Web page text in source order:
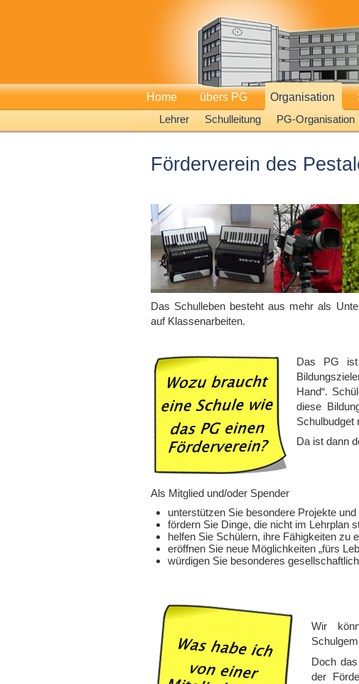
Home übers PG
Organisation
Lehrer
Schulleitung PG-Organisation
Förderverein des
Das Schulleben besteht aus mehr als
auf Klassenarbeiten.
Das PG ist
Hand“.
diese
Schulbudget
Da ist dann
Als Mitglied und/oder Spender
unterstützen Sie besondere Projekte
fördern Sie Dinge, die nicht im Lehrplan
helfen Sie Schülern, ihre Fähigkeiten zu
eröffnen Sie neue Möglichkeiten „fürs
würdigen Sie besonderes
Wir
Doch
der